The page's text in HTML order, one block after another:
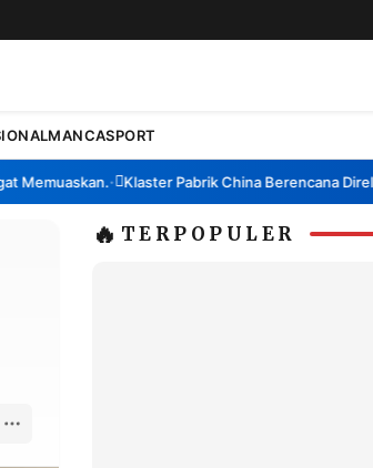
MANCASPORT
• Klaster Pabrik China Berencana
🔥 TERPOPULER